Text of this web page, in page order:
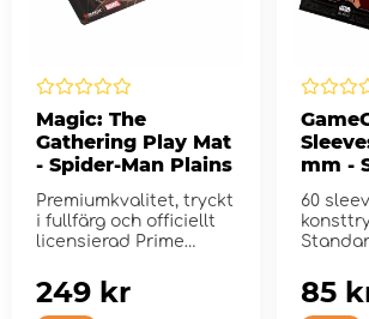
Magic: The
Gathering Play Mat
- Spider-Man Plains
Premiumkvalitet, tryckt
i fullfärg och officiellt
licensierad Prime
249 kr
mm -
60
85